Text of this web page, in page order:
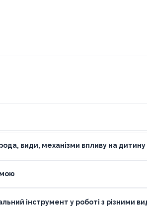
види, механізми впливу на дитину
інструмент у роботі з різними